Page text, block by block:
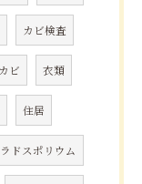
カビ検査
ビ 衣類
住居
ドスポリウム